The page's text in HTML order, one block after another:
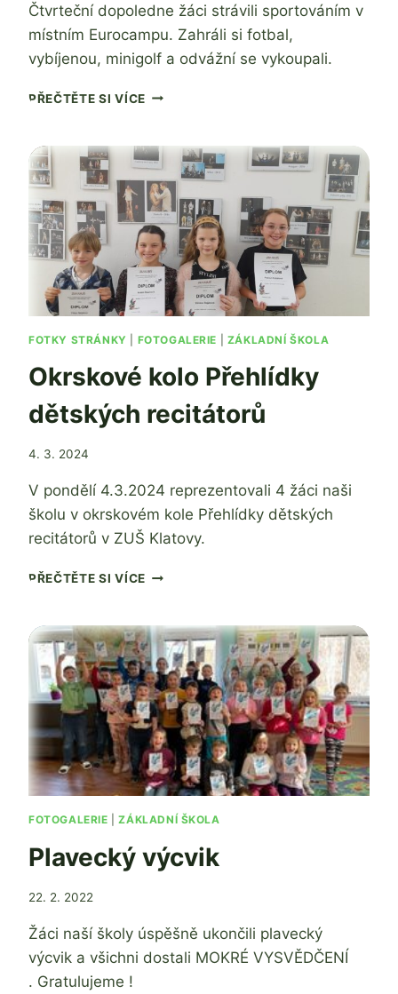
Tomanová
Čtvrteční dopoledne žáci strávili sportováním v
místním Eurocampu. Zahráli si fotbal,
vybíjenou, minigolf a odvážní se vykoupali.
PŘEČTĚTE SI VÍCESPORTOVNÍ
EUROCAMPU
BĚŠINY
FOTKY STRÁNKY FOTOGALERIE ZÁKLADNÍ ŠKOLA
Okrskové kolo Přehlídky
dětských recitátorů
Od
Tomanová
4. 3. 2024
V pondělí 4.3.2024 reprezentovali 4 žáci naši
školu v okrskovém kole Přehlídky dětských
recitátorů v ZUŠ Klatovy.
PŘEČTĚTE SI VÍCEOKRSKOVÉ
DĚTSKÝCH
RECITÁTORŮ
FOTOGALERIE |ZÁKLADNÍ ŠKOLA
Plavecký výcvik
Od
Tomanová
22. 2. 2022
Žáci naší školy úspěšně ukončili plavecký
výcvik a všichni dostali MOKRÉ VYSVĚDČENÍ
. Gratulujeme !